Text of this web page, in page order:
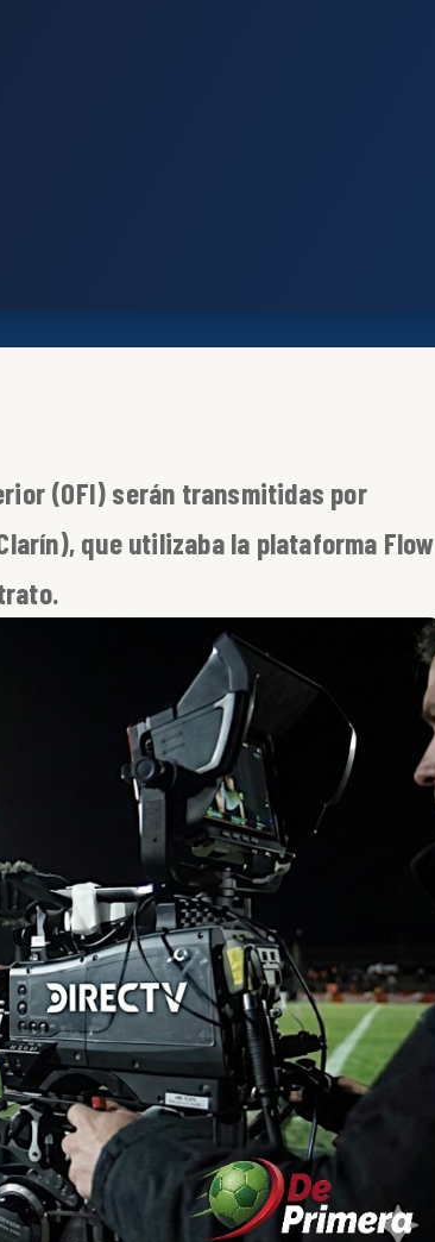
(OFI) serán transmitidas por
que utilizaba la plataforma Flow